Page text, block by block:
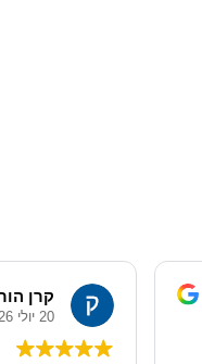
קרן
20 יולי 2026